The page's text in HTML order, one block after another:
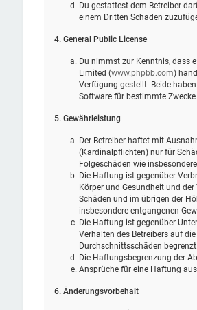
Du gestattest dem Betreiber
einem Dritten Schaden
4. General Public License
Du nimmst zur Kenntnis, dass
Limited (www.phpbb.com)
Verfügung gestellt. Beide
Software für bestimmte
5. Gewährleistung
Der Betreiber haftet mit
(Kardinalpflichten) nur für
Folgeschäden wie
Die Haftung ist gegenüber
Körper und Gesundheit und
Schäden und im übrigen der
insbesondere entgangenen
Die Haftung ist gegenüber
Verhalten des Betreibers auf
Durchschnittsschäden
Die Haftungsbegrenzung der
Ansprüche für eine Haftung
6. Änderungsvorbehalt